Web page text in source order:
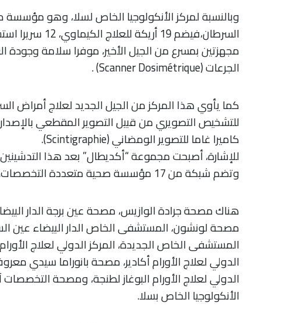
وبالنسبة لمركز الأنكولوجيا الخاص لسلا، وهو
مجهزتين بمسرع من الجيل الأخير، موفرا سلامة وجودة
الجرعات (Scanner Dosimétrique) .
كما يأوي هذا المركز من الجيل الجديد لعلاج أمراض
للتشخيص التصويري من قبيل
كاميرا غاما للتصوير الومضاني (Scintigraphie).
وتضم شبكة من 17 مؤسسة صحية متعددة التخصصات.
هناك مصحة جرادة الوازيس، مصحة عين برجة الدار
مصحة لونشون، المستشفى الخاص الدار البيضاء عين
المستشفى الخاص الجديدة، المركز الدولي لعلاج
الدولي لعلاج الأورام أكادير، مصحة بانوراما سيدي
الدولي لعلاج الأورام البوغاز لطنجة، ومصحة
الأنكولوجيا الخاص بسلا.